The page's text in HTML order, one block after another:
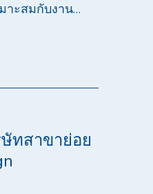
าะสมกับงาน…
ทสาขาย่อย